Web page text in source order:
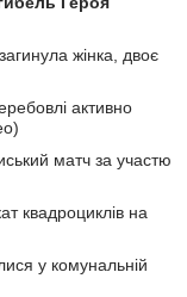
жінка, двоє
активно
матч за участю
квадроциклів на
у комунальній